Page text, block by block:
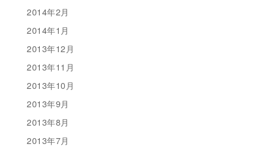
2014年2月
2014年1月
2013年12月
2013年11月
2013年10月
2013年9月
2013年8月
2013年7月